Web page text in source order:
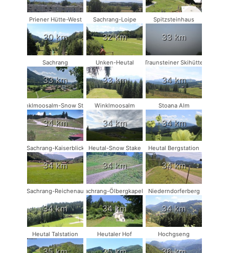
Priener Hütte-West
30 km
Sachrang-Loipe
32 km
Spitzsteinhaus
33 km
Sachrang
33 km
Unken-Heutal
33 km
Traunsteiner Skihütte
34 km
Winklmoosalm-Snow Stake
34 km
Winklmoosalm
34 km
Stoana Alm
34 km
Sachrang-Kaiserblick
34 km
Heutal-Snow Stake
34 km
Heutal Bergstation
34 km
Sachrang-Reichenau
34 km
Sachrang-Ölbergkapelle
34 km
Niederndorferberg
34 km
Heutal Talstation Heutaler Hof Hochgseng